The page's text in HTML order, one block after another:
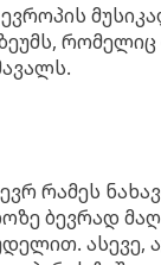
ევროპის
რამეს
ბევრად
ასევე,